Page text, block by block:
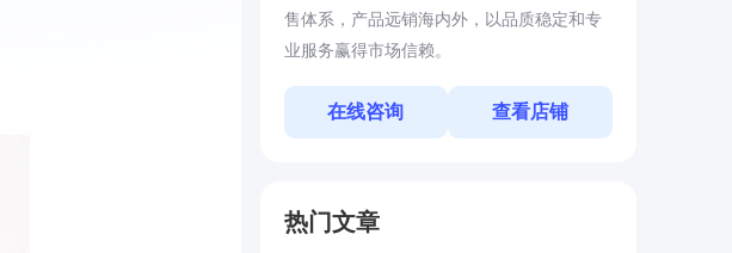
售体系，产品远销海内外，以品质稳定和专
业服务赢得市场信赖。
在线咨询 查看店铺
热门文章